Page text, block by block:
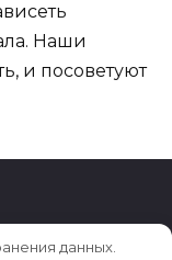
Наши
и посоветуют
данных.